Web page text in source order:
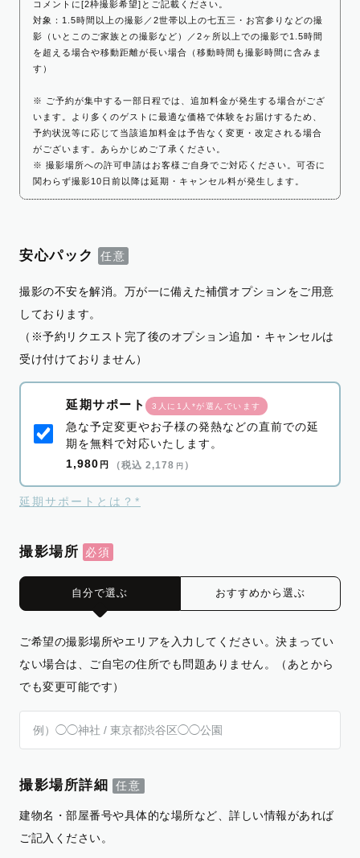
コメントに[2枠撮影希望]とご記載ください。
対象：1.5時間以上の撮影／2世帯以上の七五三・お宮参りなどの撮
影（いとこのご家族との撮影など）／2ヶ所以上での撮影で1.5時間
を超える場合や移動距離が長い場合（移動時間も撮影時間に含みま
す）
※ ご予約が集中する一部日程では、追加料金が発生する場合がござ
います。より多くのゲストに最適な価格で体験をお届けするため、
予約状況等に応じて当該追加料金は予告なく変更・改定される場合
がございます。あらかじめご了承ください。
※ 撮影場所への許可申請はお客様ご自身でご対応ください。可否に
関わらず撮影10日前以降は延期・キャンセル料が発生します。
安心パック
撮影の不安を解消。万が一に備えた補償オプションをご用意
しております。
（※予約リクエスト完了後のオプション追加・キャンセルは
受け付けておりません）
延期サポート 3人に1人*が選んでいます
急な予定変更やお子様の発熱などの直前での延
期を無料で対応いたします。
1,980 円 （税込 2,178 円 ）
延期サポートとは？*
撮影場所
自分で選ぶ おすすめから選ぶ
ご希望の撮影場所やエリアを入力してください。決まってい
ない場合は、ご自宅の住所でも問題ありません。（あとから
でも変更可能です）
撮影場所詳細
建物名・部屋番号や具体的な場所など、詳しい情報があれば
ご記入ください。